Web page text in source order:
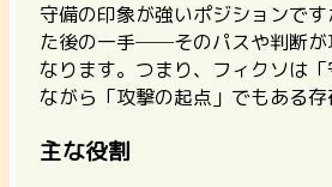
守備の印象が強いポジションで
た後の一手──そのパスや判断が
なります。つまり、フィクソは
ながら「攻撃の起点」 でもある存
主な役割